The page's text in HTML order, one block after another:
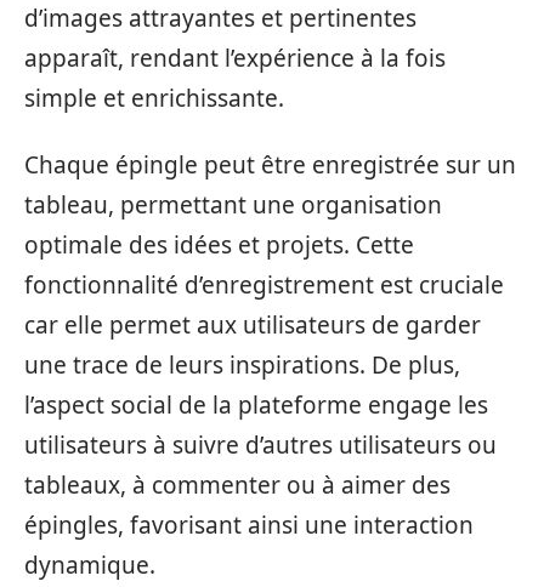
d’images attrayantes et pertinentes
apparaît, rendant l’expérience à la fois
simple et enrichissante.
Chaque épingle peut être enregistrée sur un
tableau, permettant une organisation
optimale des idées et projets. Cette
fonctionnalité d’enregistrement est cruciale
car elle permet aux utilisateurs de garder
une trace de leurs inspirations. De plus,
l’aspect social de la plateforme engage les
utilisateurs à suivre d’autres utilisateurs ou
tableaux, à commenter ou à aimer des
épingles, favorisant ainsi une interaction
dynamique.